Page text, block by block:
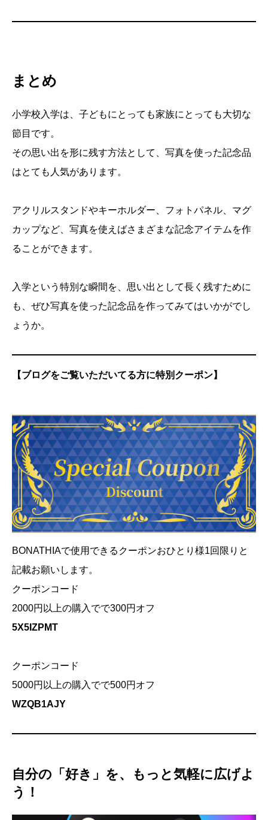
まとめ
小学校入学は、子どもにとっても家族にとっても大切な
節目です。
その思い出を形に残す方法として、写真を使った記念品
はとても人気があります。
アクリルスタンドやキーホルダー、フォトパネル、マグ
カップなど、写真を使えばさまざまな記念アイテムを作
ることができます。
入学という特別な瞬間を、思い出として長く残すために
も、ぜひ写真を使った記念品を作ってみてはいかがでし
ょうか。
【ブログをご覧いただいてる方に特別クーポン】
BONATHIAで使用できるクーポンおひとり様1回限りと
記載お願いします。
クーポンコード
2000円以上の購入でで300円オフ
5X5IZPMT
クーポンコード
5000円以上の購入でで500円オフ
WZQB1AJY
自分の「好き」を、もっと気軽に広げよ
う！